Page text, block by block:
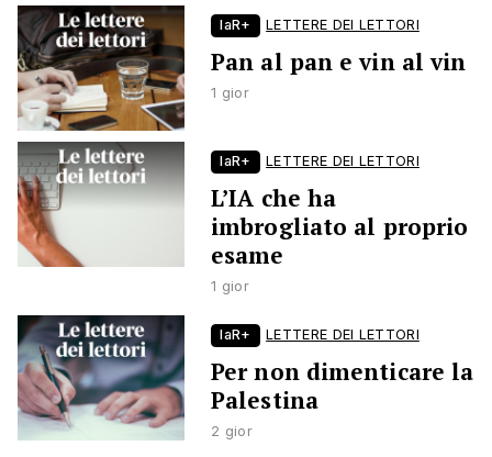
laR+ LETTERE DEI LETTORI
Pan al pan e vin al vin
1 gior
laR+ LETTERE DEI LETTORI
L’IA che ha
imbrogliato al proprio
esame
1 gior
laR+ LETTERE DEI LETTORI
Per non dimenticare la
Palestina
2 gior